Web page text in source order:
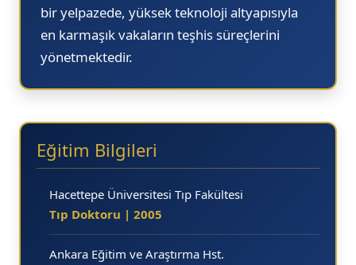
bir yelpazede, yüksek teknoloji altyapısıyla
en karmaşık vakaların teşhis süreçlerini
yönetmektedir.
Eğitim Bilgileri
Hacettepe Üniversitesi Tıp Fakültesi
Tıp Doktoru | 2005
Ankara Eğitim ve Araştırma Hst.